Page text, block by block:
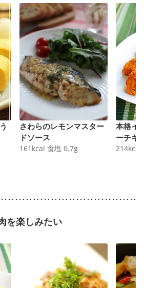
さわらのレモンマスター
ドソース
161 kcal 食塩 0.7g
本格イ
ーチキ
214kcal
を楽しみたい